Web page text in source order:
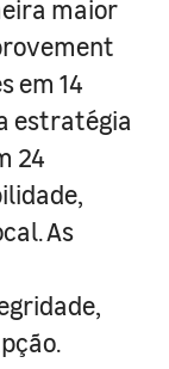
maior
em 14
estratégia
24
As